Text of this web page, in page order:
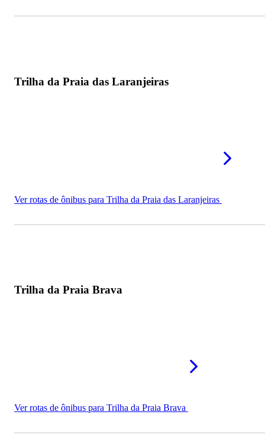
Trilha da Praia das Laranjeiras
Ver rotas de ônibus para Trilha da Praia das Laranjeiras
Trilha da Praia Brava
Ver rotas de ônibus para Trilha da Praia Brava